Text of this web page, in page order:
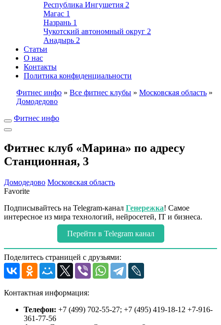
Республика Ингушетия 2
Магас 1
Назрань 1
Чукотский автономный округ 2
Анадырь 2
Статьи
О нас
Контакты
Политика конфиденциальности
Фитнес инфо » Все фитнес клубы » Московская область »
Домодедово
Фитнес инфо
Фитнес клуб «Марина» по адресу
Станционная, 3
Домодедово Московская область
Favorite
Подписывайтесь на Telegram-канал Генережка! Самое
интересное из мира технологий, нейросетей, IT и бизнеса.
Перейти в Telegram канал
Поделитесь страницей с друзьями:
Контактная информация:
Телефон: +7 (499) 702-55-27; +7 (495) 419-18-12 +7-916-
361-77-56